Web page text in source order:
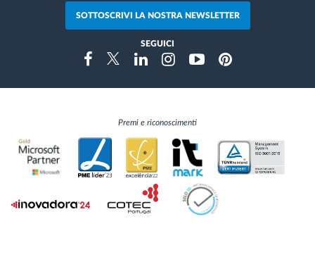
SOTTOSCRIVI LA NOSTRA NEWSLETTER
SEGUICI
FacebookTwitterLinkedinInstragramYoutubePinterest
Premi e riconoscimenti